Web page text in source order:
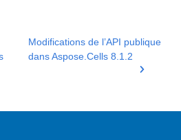
Modifications de l’API publique
dans Aspose.Cells 8.1.2